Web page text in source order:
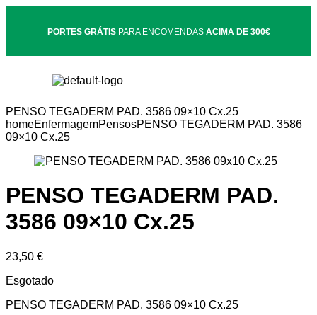
PORTES GRÁTISPARA ENCOMENDAS ACIMA DE 300€
PENSO TEGADERM PAD. 3586 09×10 Cx.25
homeEnfermagemPensosPENSO TEGADERM PAD. 3586
09×10 Cx.25
PENSO TEGADERM PAD.
3586 09×10 Cx.25
23,50 €
Esgotado
PENSO TEGADERM PAD. 3586 09×10 Cx.25